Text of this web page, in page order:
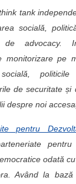
tank
socială,
de advocacy.
monitorizare pe
politicile
de securitate și
despre noi
pentru
odată
Având la